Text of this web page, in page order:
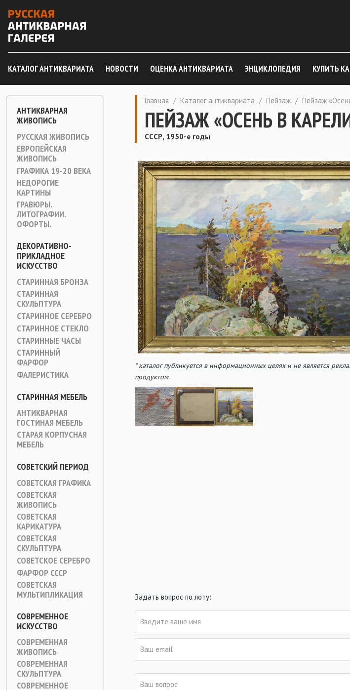
КАТАЛОГ АНТИКВАРИАТА НОВОСТИ ОЦЕНКА АНТИКВАРИАТА ЭНЦИКЛОПЕДИЯ КУПИТЬ
АНТИКВАРНАЯ
ЖИВОПИСЬ
РУССКАЯ ЖИВОПИСЬ
ЕВРОПЕЙСКАЯ
ЖИВОПИСЬ
ГРАФИКА 19-20 ВЕКА
НЕДОРОГИЕ
КАРТИНЫ
ГРАВЮРЫ.
ЛИТОГРАФИИ.
ОФОРТЫ.
ДЕКОРАТИВНО-
ПРИКЛАДНОЕ
ИСКУССТВО
СТАРИННАЯ БРОНЗА
СТАРИННАЯ
СКУЛЬПТУРА
СТАРИННОЕ СЕРЕБРО
СТАРИННОЕ СТЕКЛО
СТАРИННЫЕ ЧАСЫ
СТАРИННЫЙ
ФАРФОР
ФАЛЕРИСТИКА
СТАРИННАЯ МЕБЕЛЬ
АНТИКВАРНАЯ
ГОСТИНАЯ МЕБЕЛЬ
СТАРАЯ КОРПУСНАЯ
МЕБЕЛЬ
СОВЕТСКИЙ ПЕРИОД
СОВЕТСКАЯ ГРАФИКА
СОВЕТСКАЯ
ЖИВОПИСЬ
СОВЕТСКАЯ
КАРИКАТУРА
СОВЕТСКАЯ
СКУЛЬПТУРА
СОВЕТСКОЕ СЕРЕБРО
ФАРФОР СССР
СОВЕТСКАЯ
МУЛЬТИПЛИКАЦИЯ
СОВРЕМЕННОЕ
ИСКУССТВО
СОВРЕМЕННАЯ
ЖИВОПИСЬ
СОВРЕМЕННАЯ
СКУЛЬПТУРА
СОВРЕМЕННОЕ
Главная / Каталог антиквариата / Пейзаж / Пейзаж
ПЕЙЗАЖ «ОСЕНЬ В
СССР, 1950-е годы
* каталог публикуется в информационных целях и не является
продуктом
Задать вопрос по лоту: